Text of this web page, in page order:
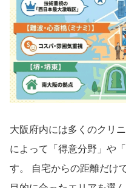
大阪府内には多くのクリ
によって「得意分野」や
す。 自宅からの距離だけ